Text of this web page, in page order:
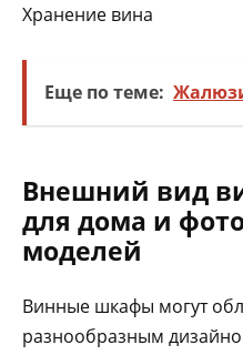
Хранение вина
Еще по теме:
Внешний вид
для дома и
моделей
Винные шкафы могут
разнообразным